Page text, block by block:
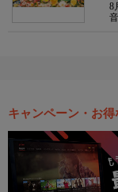
8
キャンペーン・お得